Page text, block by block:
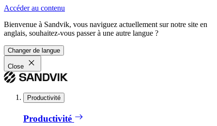
Accéder au contenu
Bienvenue à Sandvik, vous naviguez actuellement sur notre site en
anglais, souhaitez-vous passer à une autre langue ?
Changer de langue
Close
Productivité
Productivité